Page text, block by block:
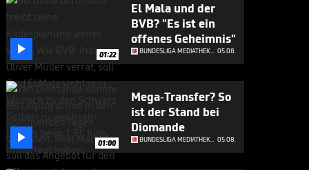
 01:22
El Mala und der
BVB? "Es ist ein
offenes Geheimnis"
BUNDESLIGA MEDIATHEK HIGHLIGHTS 05.08.
 01:00
Mega-Transfer? So
ist der Stand bei
Diomande
BUNDESLIGA MEDIATHEK HIGHLIGHTS 05.08.